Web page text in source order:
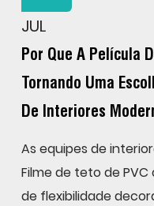
JUL
Por Que A Película
Tornando Uma
De Interiores
As equipes de
Filme de teto de
de flexibilidade